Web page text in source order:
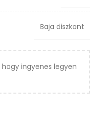
Baja diszkont
ingyenes legyen